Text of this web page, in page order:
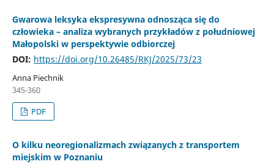
Gwarowa leksyka ekspresywna odnosząca się do
człowieka – analiza wybranych przykładów z południowej
Małopolski w perspektywie odbiorczej
DOI: https://doi.org/10.26485/RKJ/2025/73/23
Anna Piechnik
345-360
PDF
O kilku neoregionalizmach związanych z transportem
miejskim w Poznaniu